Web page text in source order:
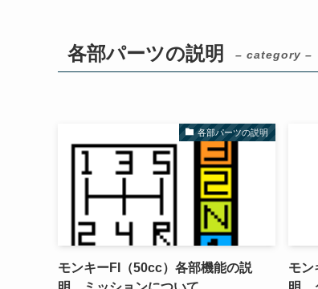
各部パーツの説明 – category –
各部パーツの説明
モンキーFI（50cc）各部機能の説
モン